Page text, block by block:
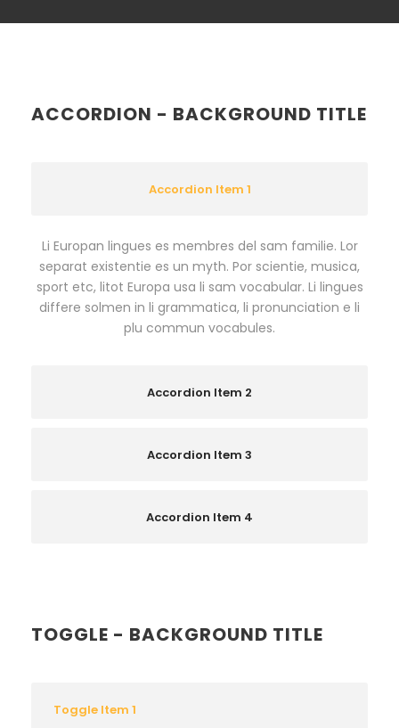
ACCORDION - BACKGROUND TITLE
Accordion Item 1
Li Europan lingues es membres del sam familie. Lor
separat existentie es un myth. Por scientie, musica,
sport etc, litot Europa usa li sam vocabular. Li lingues
differe solmen in li grammatica, li pronunciation e li
plu commun vocabules.
Accordion Item 2
Accordion Item 3
Accordion Item 4
TOGGLE - BACKGROUND TITLE
Toggle Item 1